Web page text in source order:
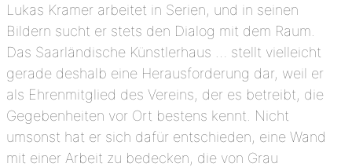
Lukas Kramer arbeitet in Serien, und in seinen
Bildern sucht er stets den Dialog mit dem Raum.
Das Saarländische Künstlerhaus … stellt vielleicht
gerade deshalb eine Herausforderung dar, weil er
als Ehrenmitglied des Vereins, der es betreibt, die
Gegebenheiten vor Ort bestens kennt. Nicht
umsonst hat er sich dafür entschieden, eine Wand
mit einer Arbeit zu bedecken, die von Grau